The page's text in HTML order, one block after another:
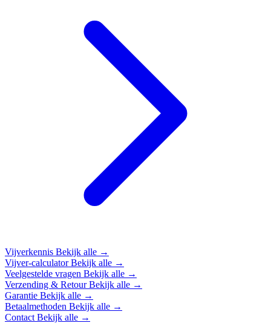
Vijverkennis Bekijk alle →
Vijver-calculatorBekijk alle →
Veelgestelde vragen Bekijk alle →
Verzending & RetourBekijk alle →
Garantie Bekijk alle →
Betaalmethoden Bekijk alle →
Contact Bekijk alle →